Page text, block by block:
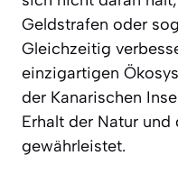
Geldstrafen oder
Gleichzeitig
einzigartigen
der Kanarischen
Erhalt der Natur
gewährleistet.